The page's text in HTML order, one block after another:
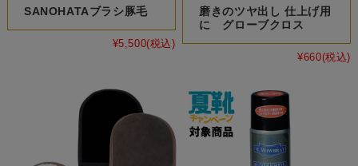
SANOHATAブラシ豚毛
¥5,500(税込)
磨きのツヤ出し 仕上げ用
に グローブクロス
¥660(税込)